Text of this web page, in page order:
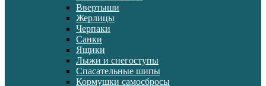
Ввертыши
Жерлицы
Черпаки
Санки
Ящики
Лыжи и снегоступы
Спасательные шипы
Кормушки самосбросы